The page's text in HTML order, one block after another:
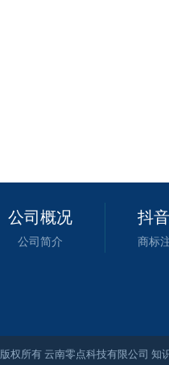
公司概况
公司简介
抖
商标
版权所有 云南零点科技有限公司 知